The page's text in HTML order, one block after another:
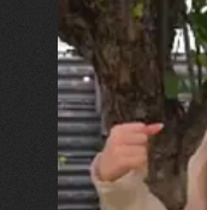
30.07.2026
Калина,